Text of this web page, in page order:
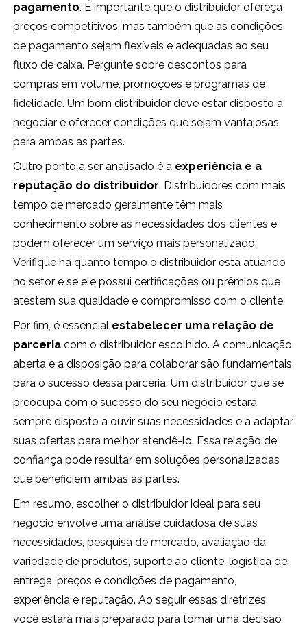
pagamento. É importante que o distribuidor ofereça
preços competitivos, mas também que as condições
de pagamento sejam flexíveis e adequadas ao seu
fluxo de caixa. Pergunte sobre descontos para
compras em volume, promoções e programas de
fidelidade. Um bom distribuidor deve estar disposto a
negociar e oferecer condições que sejam vantajosas
para ambas as partes.
Outro ponto a ser analisado é a experiência e a
reputação do distribuidor. Distribuidores com mais
tempo de mercado geralmente têm mais
conhecimento sobre as necessidades dos clientes e
podem oferecer um serviço mais personalizado.
Verifique há quanto tempo o distribuidor está atuando
no setor e se ele possui certificações ou prêmios que
atestem sua qualidade e compromisso com o cliente.
Por fim, é essencial estabelecer uma relação de
parceria com o distribuidor escolhido. A comunicação
aberta e a disposição para colaborar são fundamentais
para o sucesso dessa parceria. Um distribuidor que se
preocupa com o sucesso do seu negócio estará
sempre disposto a ouvir suas necessidades e a adaptar
suas ofertas para melhor atendê-lo. Essa relação de
confiança pode resultar em soluções personalizadas
que beneficiem ambas as partes.
Em resumo, escolher o distribuidor ideal para seu
negócio envolve uma análise cuidadosa de suas
necessidades, pesquisa de mercado, avaliação da
variedade de produtos, suporte ao cliente, logística de
entrega, preços e condições de pagamento,
experiência e reputação. Ao seguir essas diretrizes,
você estará mais preparado para tomar uma decisão